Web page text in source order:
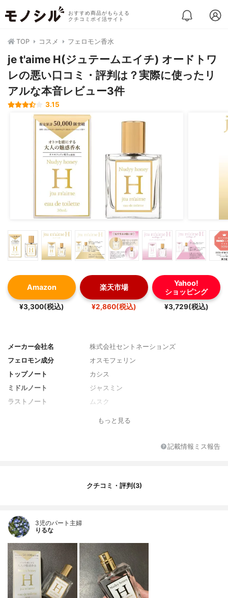
おすすめ商品がもらえる
クチコミポイ活サイト
TOP コスメ フェロモン香水
je t'aime H(ジュテームエイチ) オードトワ
レの悪い口コミ・評判は？実際に使ったリ
アルな本音レビュー3件
3.15
Amazon
¥3,300(税込)
楽天市場
¥2,860(税込)
Yahoo!
ショッピング
¥3,729(税込)
メーカー会社名
株式会社セントネーションズ
フェロモン成分
オスモフェリン
トップノート
カシス
ミドルノート
ジャスミン
ラストノート
ムスク
もっと見る
記載情報ミス報告
クチコミ・評判(3)
3児のパート主婦
りるな